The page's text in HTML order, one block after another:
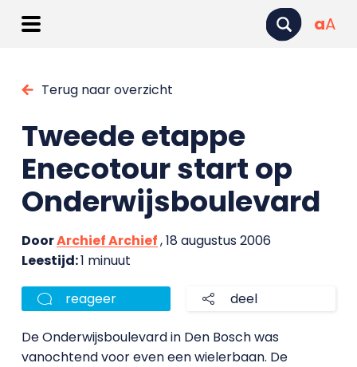
aA
Terug naar overzicht
Tweede etappe
Enecotour start op
Onderwijsboulevard
DoorArchief Archief, 18 augustus 2006
Leestijd:1 minuut
reageer deel
De Onderwijsboulevard in Den Bosch was
vanochtend voor even een wielerbaan. De